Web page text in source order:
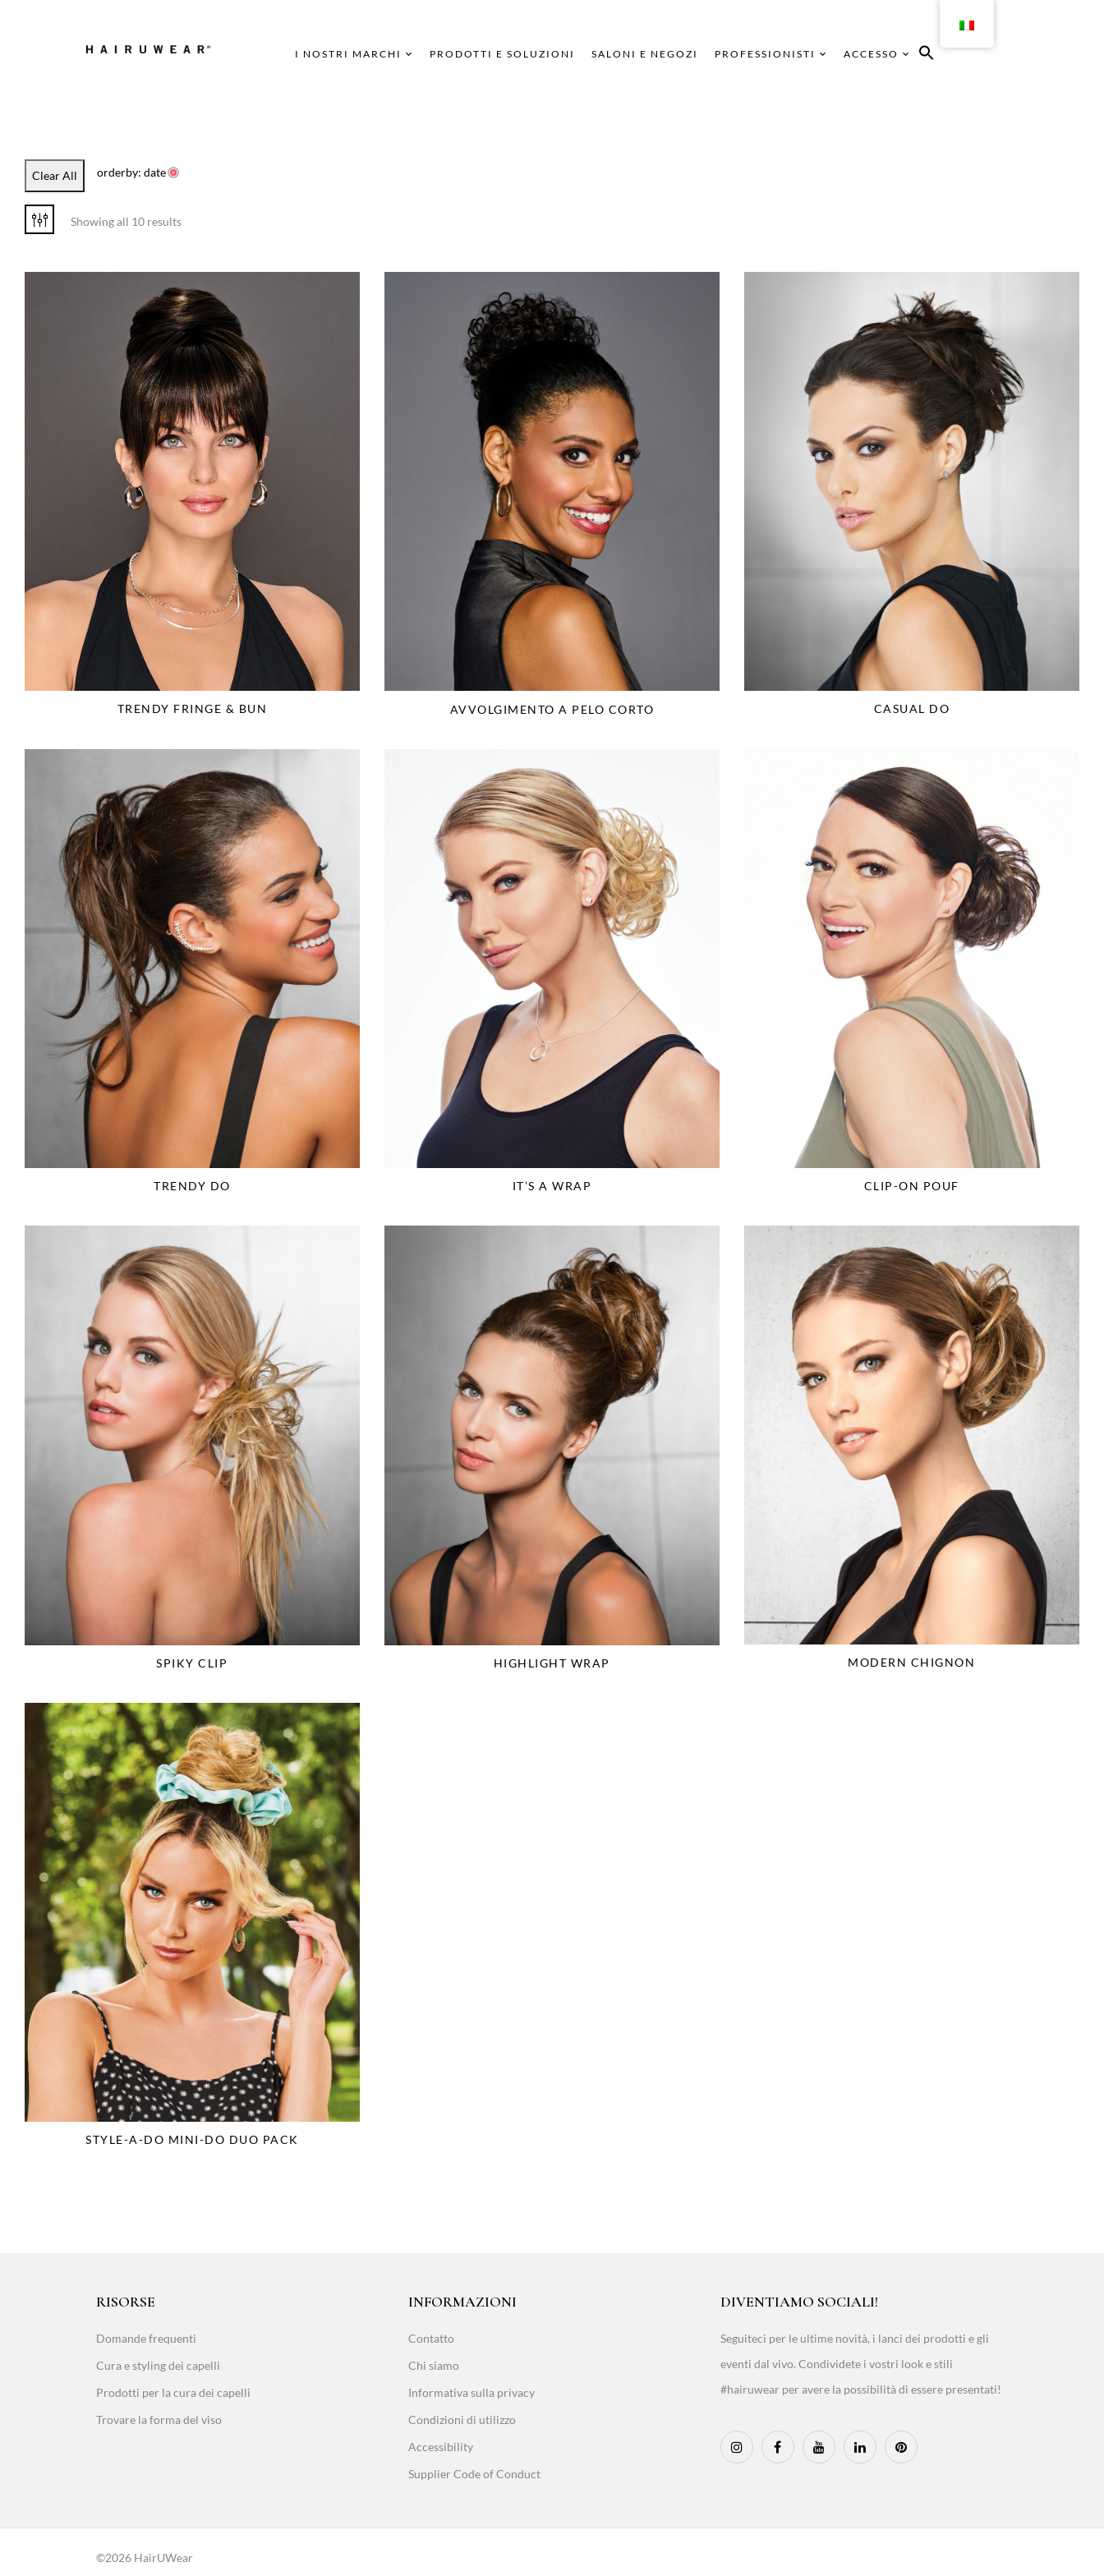
I NOSTRI MARCHI PRODOTTI E SOLUZIONI SALONI E NEGOZI PROFESSIONISTI ACCESSO
Clear All orderby: date
Showing all 10 results
TRENDY FRINGE & BUN AVVOLGIMENTO A PELO CORTO CASUAL DO
TRENDY DO IT’S A WRAP CLIP-ON POUF
SPIKY CLIP HIGHLIGHT WRAP MODERN CHIGNON
STYLE-A-DO MINI-DO DUO PACK
RISORSE
Domande frequenti
Cura e styling dei capelli
Prodotti per la cura dei capelli
Trovare la forma del viso
INFORMAZIONI
Contatto
Chi siamo
Informativa sulla privacy
Condizioni di utilizzo
Accessibility
Supplier Code of Conduct
DIVENTIAMO SOCIALI!
Seguiteci per le ultime novità, i lanci dei prodotti e gli
eventi dal vivo. Condividete i vostri look e stili
#hairuwear per avere la possibilità di essere presentati!
©2026 HairUWear